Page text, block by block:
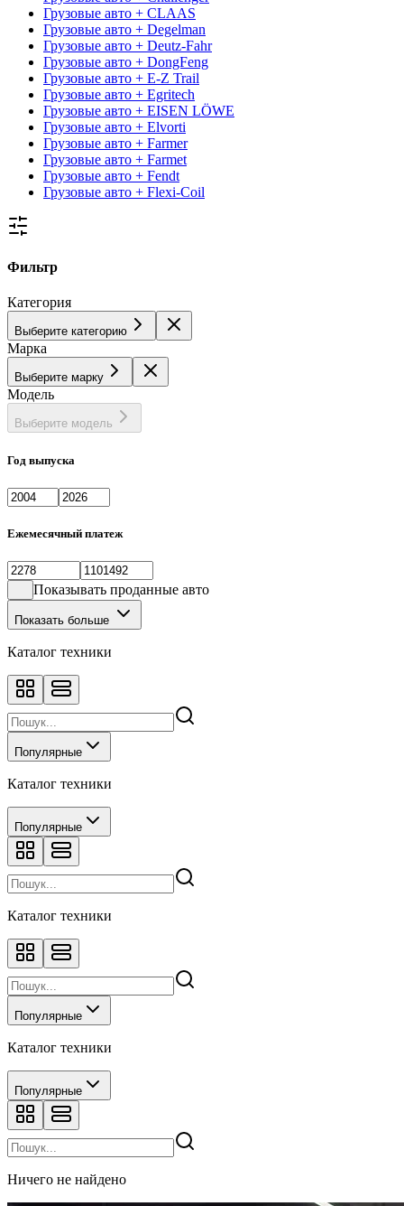
Грузовые авто + CLAAS
Грузовые авто + Degelman
Грузовые авто + Deutz-Fahr
Грузовые авто + DongFeng
Грузовые авто + E-Z Trail
Грузовые авто + Egritech
Грузовые авто + EISEN LÖWE
Грузовые авто + Elvorti
Грузовые авто + Farmer
Грузовые авто + Farmet
Грузовые авто + Fendt
Грузовые авто + Flexi-Coil
Фильтр
Категория
Выберите категорию
Марка
Выберите марку
Модель
Выберите модель
Год выпуска
Ежемесячный платеж
Показывать проданные авто
Показать больше
Каталог техники
Популярные
Каталог техники
Популярные
Каталог техники
Популярные
Каталог техники
Популярные
Ничего не найдено